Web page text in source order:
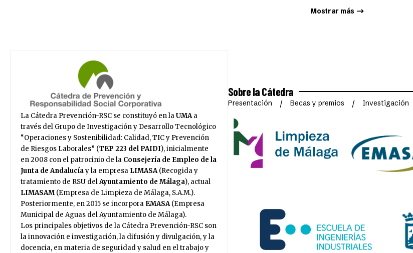
Mostrar más
La Cátedra Prevención-RSC se constituyó en laUMAa
través del Grupo de Investigación y Desarrollo Tecnológico
“Operaciones y Sostenibilidad: Calidad, TIC y Prevención
de Riesgos Laborales” (TEP 223 del PAIDI), inicialmente
en 2008 con el patrocinio de la Consejería de Empleo de la
Junta de Andalucíay la empresa LIMASA(Recogida y
tratamiento de RSU delAyuntamiento de Málaga), actual
LIMASAM(Empresa de Limpieza de Málaga, S.A.M.).
Posteriormente, en 2015 se incorpora EMASA(Empresa
Municipal de Aguas del Ayuntamiento de Málaga).
Los principales objetivos de la Cátedra Prevención-RSC son
la innovación e investigación, la difusión y divulgación, y la
docencia, en materia de seguridad y salud en el trabajo y
Sobre la Cátedra
Presentación Becas y premios Investigación